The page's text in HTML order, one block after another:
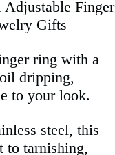
Adjustable Finger
Gifts
ring with a
dripping,
to your look.
steel, this
to tarnishing,